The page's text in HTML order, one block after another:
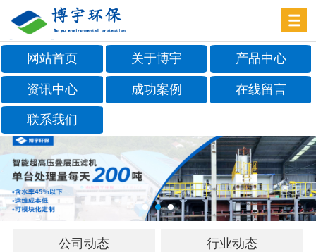
网站首页 关于博宇 产品中心
资讯中心 成功案例 在线留言
联系我们
公司动态 行业动态